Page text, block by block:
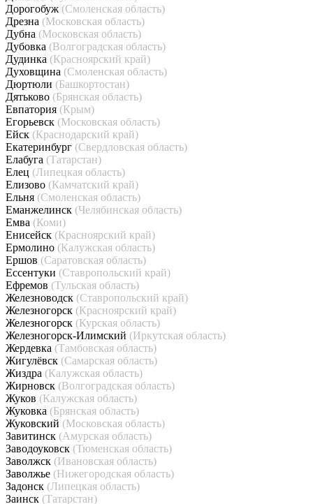
Дорогобуж (Смоленская область)
Дрезна (Московская область)
Дубна (Московская область)
Дубовка (Волгоградская область)
Дудинка (Красноярский край)
Духовщина (Смоленская область)
Дюртюли (Башкортостан)
Дятьково (Брянская область)
Евпатория (Крым)
Егорьевск (Московская область)
Ейск (Краснодарский край)
Екатеринбург (Свердловская область)
Елабуга (Татарстан)
Елец (Липецкая область)
Елизово (Камчатский край)
Ельня (Смоленская область)
Еманжелинск (Челябинская область)
Емва (Коми)
Енисейск (Красноярский край)
Ермолино (Калужская область)
Ершов (Саратовская область)
Ессентуки (Ставропольский край)
Ефремов (Тульская область)
Железноводск (Ставропольский край)
Железногорск (Красноярский край)
Железногорск (Курская область)
Железногорск-Илимский (Иркутская область)
Жердевка (Тамбовская область)
Жигулёвск (Самарская область)
Жиздра (Калужская область)
Жирновск (Волгоградская область)
Жуков (Калужская область)
Жуковка (Брянская область)
Жуковский (Московская область)
Завитинск (Амурская область)
Заводоуковск (Тюменская область)
Заволжск (Ивановская область)
Заволжье (Нижегородская область)
Задонск (Липецкая область)
Заинск (Татарстан)